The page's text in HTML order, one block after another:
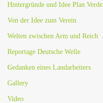
Hintergründe und Idee Plan Verde
Von der Idee zum Verein
Welten zwischen Arm und Reich
Reportage Deutsche Welle
Gedanken eines Landarbeiters
Gallery
Video